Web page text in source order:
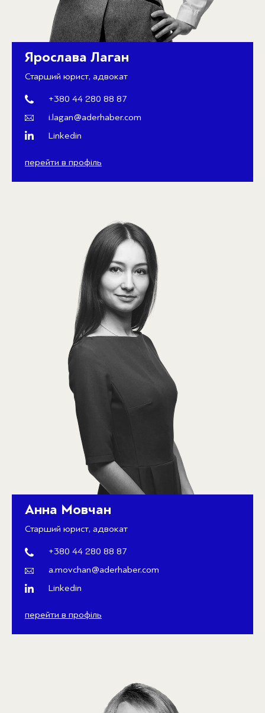
Ярослава Лаган
Старший юрист, адвокат
+380 44 280 88 87
i.lagan@aderhaber.com
Linkedin
перейти в профіль
Анна Мовчан
Старший юрист, адвокат
+380 44 280 88 87
a.movchan@aderhaber.com
Linkedin
перейти в профіль